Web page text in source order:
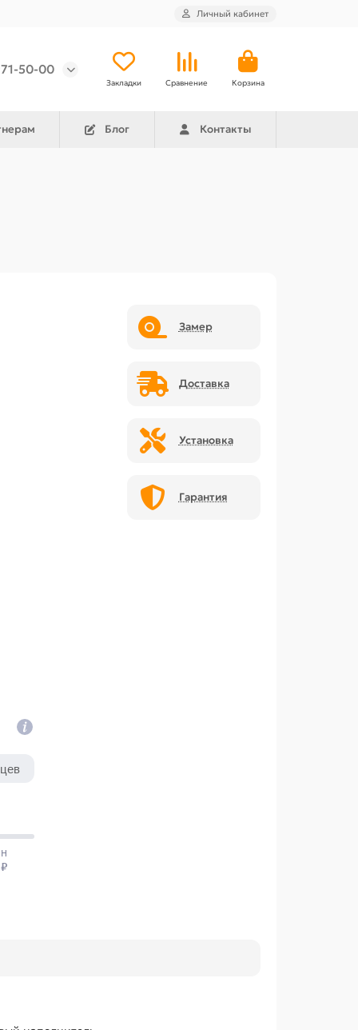
Личный кабинет
50-00
Закладки Сравнение Корзина
Блог Контакты
Замер
Доставка
Установка
Гарантия